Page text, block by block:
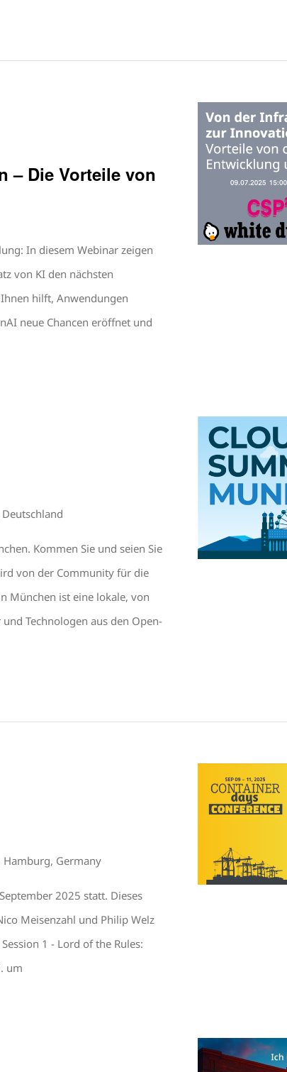
– Die Vorteile von
In diesem Webinar zeigen
von KI den nächsten
hilft, Anwendungen
neue Chancen eröffnet und
Kommen Sie und seien Sie
von der Community für die
München ist eine lokale, von
Technologen aus den Open-
Hamburg, Germany
2025 statt. Dieses
Meisenzahl und Philip Welz
1 - Lord of the Rules:
um